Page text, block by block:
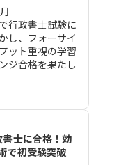
行政書士試験に
し、フォーサイ
ット重視の学習
ジ合格を果たし
士に合格！効
で初受験突破